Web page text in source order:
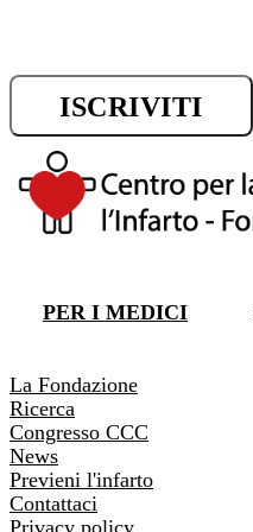
ISCRIVITI
PER I MEDICI
La Fondazione
Ricerca
Congresso CCC
News
Previeni l'infarto
Contattaci
Privacy policy